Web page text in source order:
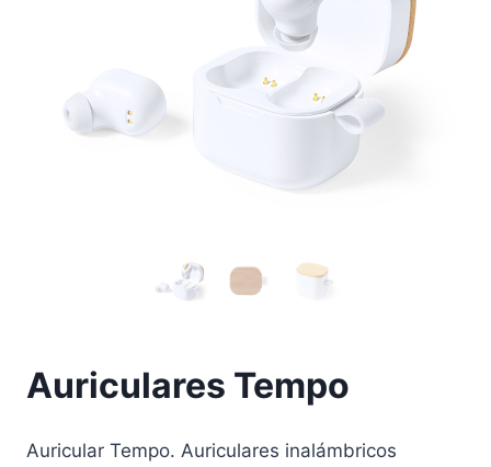
Auriculares Tempo
Auricular Tempo. Auriculares inalámbricos